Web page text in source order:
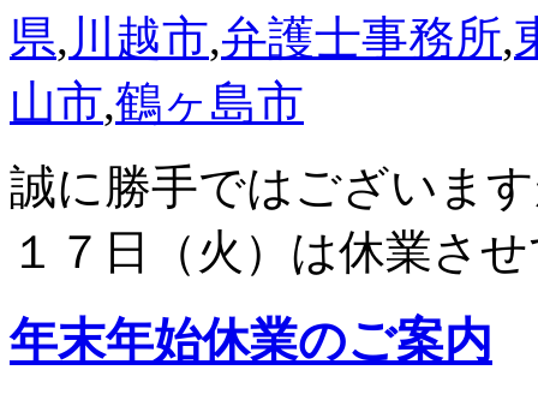
県, 川越市,弁護士事務所,
山市,鶴ヶ島市
誠に勝手ではございま
１７日（火）は休業さ
年末年始休業のご案内